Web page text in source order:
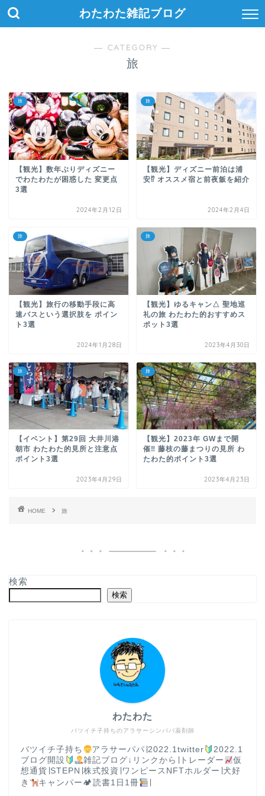
わたわた雑記ブログ
― CATEGORY ―
旅
旅
【観光】数年ぶりディズニー
でわたわたが困惑した 変更点
3選
2024年2月12日
旅
【観光】ディズニー前泊は浦
安⁉ オススメ宿と前夜飯を紹介
2024年2月4日
旅
【観光】旅行の移動手段に高
速バスという選択肢を ポイン
ト3選
2024年1月28日
旅
【観光】ゆるキャン△ 聖地巡
礼の旅 わたわた的おすすめス
ポット3選
2023年4月30日
旅
【イベント】第29回 大井川港
朝市 わたわた的見所と注意点
ポイント3選
2023年4月29日
旅
【観光】2023年 GWまで開
催‼ 藤枝の藤まつりの見所 わ
たわた的ポイント3選
2023年4月23日
HOME 旅
検索
検索
バツイチ子持ちのアラサーシンパパ薬剤師
わたわた
バツイチ子持ち アラサーパパ∣2022.1twitter
2022.1
ブログ開設
雑記ブログ↓リンクから∣トレーダー
仮
想通貨∣STEPN∣株式投資∣ワンピースNFTホルダー∣犬好
き
キャンパー🏕読書1日1冊